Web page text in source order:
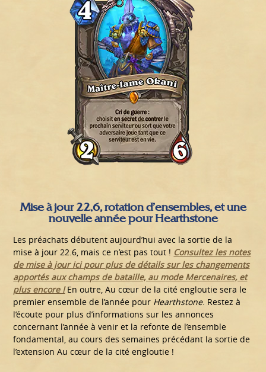
Mise à jour 22.6, rotation d’ensembles, et une
nouvelle année pour Hearthstone
Les préachats débutent aujourd’hui avec la sortie de la
mise à jour 22.6, mais ce n’est pas tout ! Consultez les notes
de mise à jour ici pour plus de détails sur les changements
apportés aux champs de bataille, au mode Mercenaires, et
plus encore !En outre, Au cœur de la cité engloutie sera le
premier ensemble de l’année pour Hearthstone. Restez à
l’écoute pour plus d’informations sur les annonces
concernant l’année à venir et la refonte de l’ensemble
fondamental, au cours des semaines précédant la sortie de
l’extension Au cœur de la cité engloutie !